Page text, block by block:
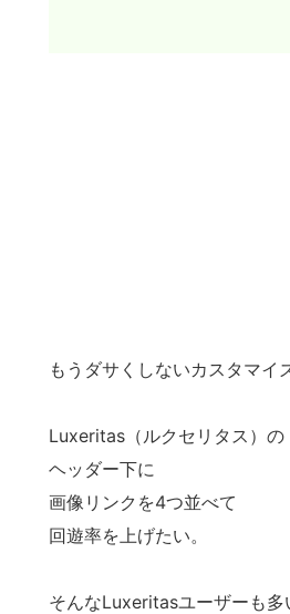
もうダサくしないカスタマイ
Luxeritas（ルクセリタス）の
ヘッダー下に
画像リンクを4つ並べて
回遊率を上げたい。
そんなLuxeritasユーザーも多